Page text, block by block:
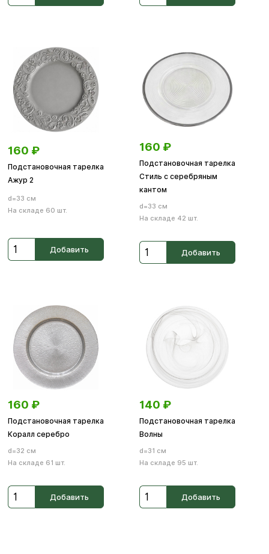
160 ₽
Подстановочная тарелка
Ажур 2
d=33 см
На складе 60 шт.
Добавить
160 ₽
Подстановочная тарелка
Стиль с серебряным
кантом
d=33 см
На складе 42 шт.
Добавить
160 ₽
Подстановочная тарелка
Коралл серебро
d=32 см
На складе 61 шт.
Добавить
140 ₽
Подстановочная тарелка
Волны
d=31 см
На складе 95 шт.
Добавить